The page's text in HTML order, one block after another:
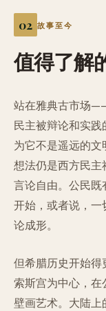
故事至今
值得了解
站在雅典古市场
民主被辩论和实
为它不是遥远的文
想法仍是西方民主
言论自由。公民既
开始，或者说，一
论成形。
但希腊历史开始得
索斯宫为中心，在
壁画艺术。大陆